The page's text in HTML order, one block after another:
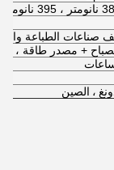
صناعات الطباعة
+ مصدر طاقة ،
، الصين